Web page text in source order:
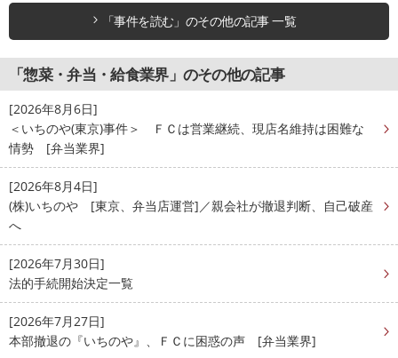
「事件を読む」のその他の記事 一覧
「惣菜・弁当・給食業界」のその他の記事
[2026年8月6日]
＜いちのや(東京)事件＞ ＦＣは営業継続、現店名維持は困難な
情勢 [弁当業界]
[2026年8月4日]
(株)いちのや [東京、弁当店運営]／親会社が撤退判断、自己破産
へ
[2026年7月30日]
法的手続開始決定一覧
[2026年7月27日]
本部撤退の『いちのや』、ＦＣに困惑の声 [弁当業界]